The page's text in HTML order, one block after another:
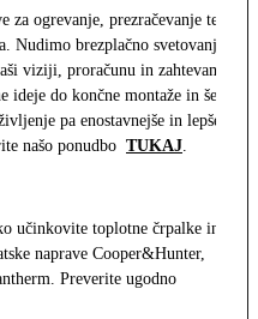
za ogrevanje, prezračevanje ter
Nudimo brezplačno svetovanje
viziji, proračunu in zahtevam
ideje do končne montaže in še
pa enostavnejše in lepše.
našo ponudbo TUKAJ.
učinkovite toplotne črpalke in
naprave Cooper&Hunter,
Preverite ugodno